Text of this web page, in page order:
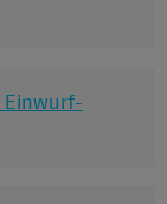
Einwurf-